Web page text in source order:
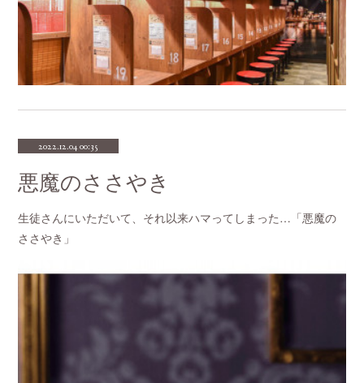
2022.12.04 00:35
悪魔のささやき
生徒さんにいただいて、それ以来ハマってしまった…「悪魔の
ささやき」